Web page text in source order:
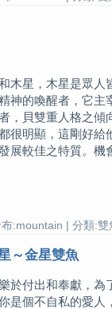
木星，木星是眾人
神的喚醒者，它主
，貝雙重人格之傾
很明顯，這剛好給
展較佳之特質。機
:mountain | 分類:雙
～金星雙魚
於付出和奉獻，為
是個不自私的愛人